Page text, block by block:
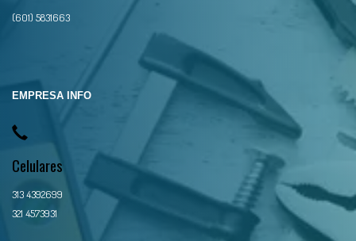
(601) 5831663
EMPRESA INFO
Celulares
313 4392699
321 4573931